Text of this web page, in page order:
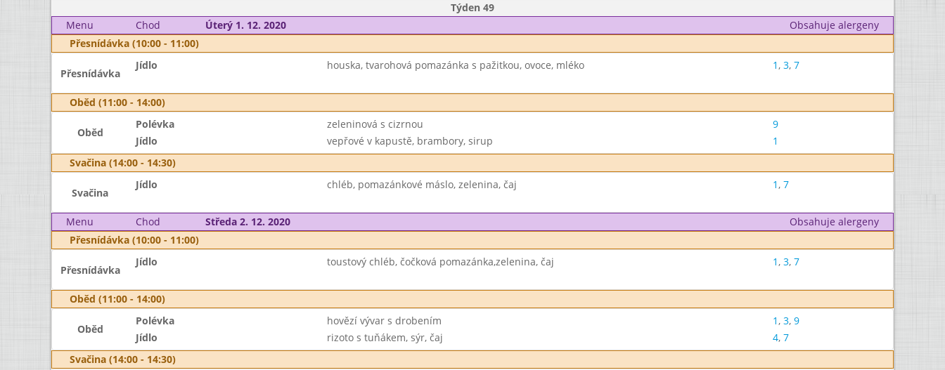
Týden 49
Menu
Chod Úterý 1. 12. 2020
Obsahuje alergeny
Přesnídávka (10:00 - 11:00)
Přesnídávka
Jídlo houska, tvarohová pomazánka s pažitkou, ovoce, mléko 1, 3, 7
Oběd (11:00 - 14:00)
Oběd
Polévka zeleninová s cizrnou
9
Jídlo
vepřové v kapustě, brambory, sirup
1
Svačina (14:00 - 14:30)
Svačina
Jídlo chléb, pomazánkové máslo, zelenina, čaj 1, 7
Menu Chod Středa 2. 12. 2020
Obsahuje alergeny
Přesnídávka (10:00 - 11:00)
Přesnídávka
Jídlo toustový chléb, čočková pomazánka,zelenina, čaj 1, 3, 7
Oběd (11:00 - 14:00)
Oběd
Polévka hovězí vývar s drobením 1, 3, 9
Jídlo
rizoto s tuňákem, sýr, čaj 4, 7
Svačina (14:00 - 14:30)